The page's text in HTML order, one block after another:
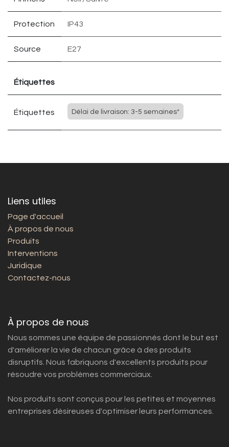
Protection IP43
Source E27
Étiquettes
Étiquettes Délai de livraison: 3-5 semaines*
Liens utiles
Page d'accueil
À propos de nous
Produits
Interventions
Juridique
Contactez-nous
À propos de nous
Nous sommes une équipe de passionnés dont le but est
d'améliorer la vie de chacun grâce à des produits
disruptifs. Nous fabriquons d'excellents produits pour
résoudre vos problèmes commerciaux.
Nos produits sont conçus pour les petites et moyennes
entreprises désireuses d'optimiser leurs performances.